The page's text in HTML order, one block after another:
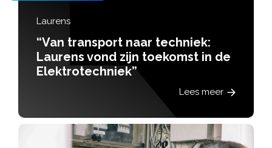
Laurens
“Van transport naar techniek:
Laurens vond zijn toekomst in de
Elektrotechniek”
Lees meer